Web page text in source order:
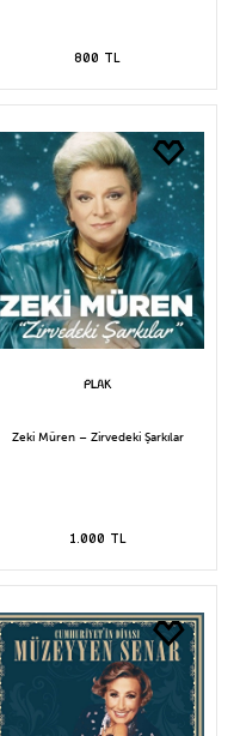
800 TL
Zeki Müren – Zirvedeki Şarkılar
1.000 TL